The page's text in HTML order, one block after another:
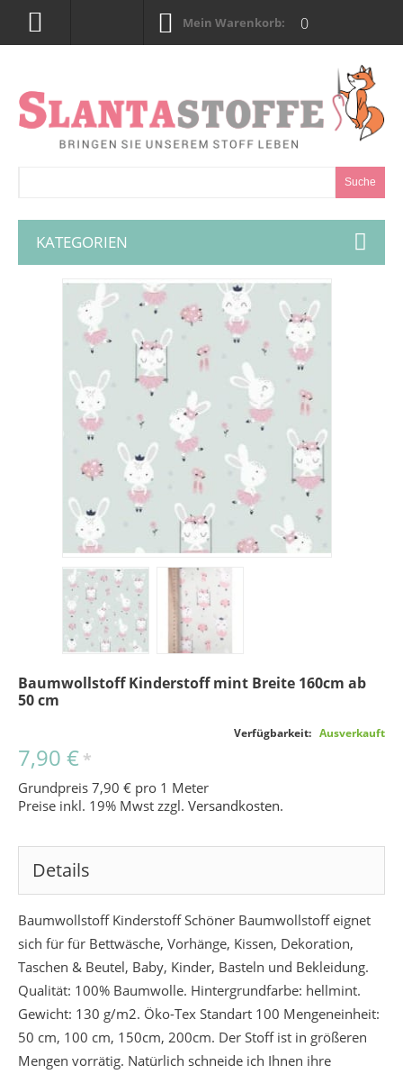
Mein Warenkorb: 0
Suche
KATEGORIEN
Baumwollstoff Kinderstoff mint Breite 160cm ab
50 cm
Verfügbarkeit: Ausverkauft
7,90 € *
Grundpreis 7,90 € pro 1 Meter
Preise inkl. 19% Mwst zzgl. Versandkosten.
Details
Baumwollstoff Kinderstoff Schöner Baumwollstoff eignet
sich für für Bettwäsche, Vorhänge, Kissen, Dekoration,
Taschen & Beutel, Baby, Kinder, Basteln und Bekleidung.
Qualität: 100% Baumwolle. Hintergrundfarbe: hellmint.
Gewicht: 130 g/m2. Öko-Tex Standart 100 Mengeneinheit:
50 cm, 100 cm, 150cm, 200cm. Der Stoff ist in größeren
Mengen vorrätig. Natürlich schneide ich Ihnen ihre